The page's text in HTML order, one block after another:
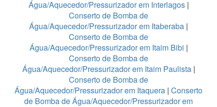
Água/Aquecedor/Pressurizador em Interlagos|
Conserto de Bomba de
Água/Aquecedor/Pressurizador em Itaberaba |
Conserto de Bomba de
Água/Aquecedor/Pressurizador em Itaim Bibi |
Conserto de Bomba de
Água/Aquecedor/Pressurizador em Itaim Paulista |
Conserto de Bomba de
Água/Aquecedor/Pressurizador em Itaquera | Conserto
de Bomba de Água/Aquecedor/Pressurizador em